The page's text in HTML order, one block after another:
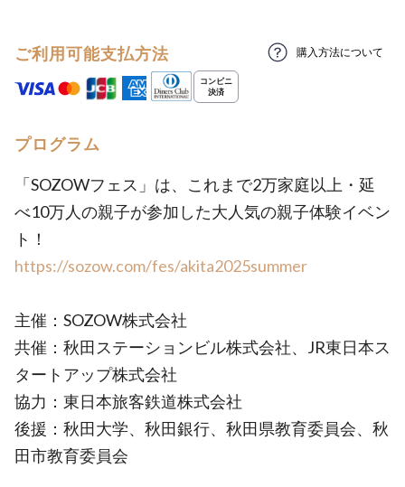
ご利用可能支払方法 購入方法について
プログラム
「SOZOWフェス」は、これまで2万家庭以上・延
べ10万人の親子が参加した大人気の親子体験イベン
ト！
https://sozow.com/fes/akita2025summer
主催：SOZOW株式会社
共催：秋田ステーションビル株式会社、JR東日本ス
タートアップ株式会社
協力：東日本旅客鉄道株式会社
後援：秋田大学、秋田銀行、秋田県教育委員会、秋
田市教育委員会